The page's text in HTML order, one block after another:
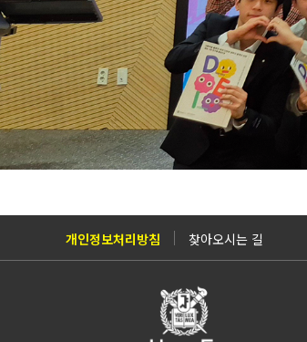
개인정보처리방침 찾아오시는 길